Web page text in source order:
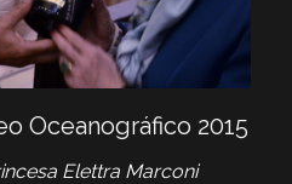
Oceanográfico 2015
Elettra Marconi